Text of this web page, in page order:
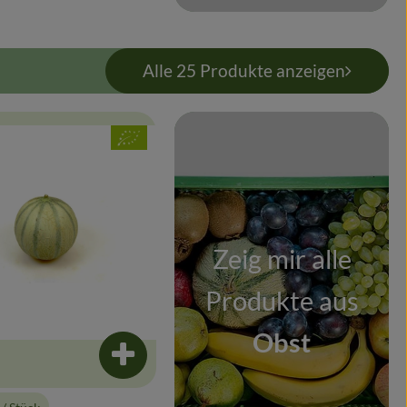
Alle 25 Produkte anzeigen
hinzufügen Produkt zum Warenkorb hinzufügen
, Verband:
zu Favouriten hinzufügen
Zeig mir alle
Produkte aus
Obst